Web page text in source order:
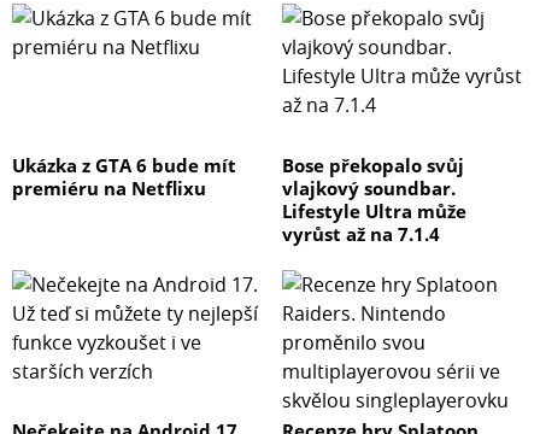
Ukázka z GTA 6 bude mít
premiéru na Netflixu
Bose překopalo svůj
vlajkový soundbar.
Lifestyle Ultra může
vyrůst až na 7.1.4